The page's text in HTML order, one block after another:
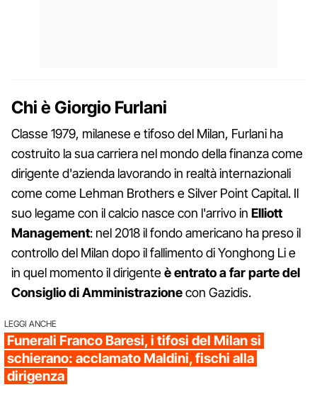
Chi è Giorgio Furlani
Classe 1979, milanese e tifoso del Milan, Furlani ha
costruito la sua carriera nel mondo della finanza come
dirigente d'azienda lavorando in realtà internazionali
come come Lehman Brothers e Silver Point Capital. Il
suo legame con il calcio nasce con l'arrivo in Elliott
Management: nel 2018 il fondo americano ha preso il
controllo del Milan dopo il fallimento di Yonghong Li e
in quel momento il dirigenteè entrato a far parte del
Consiglio di Amministrazionecon Gazidis.
LEGGI ANCHE
Funerali Franco Baresi, i tifosi del Milan si
schierano: acclamato Maldini, fischi alla
dirigenza